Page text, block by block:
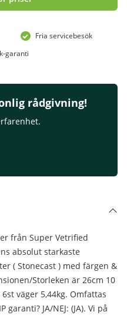
Fria servicebesök
garanti
rådgivning!
från Super Vetrified
absolut starkaste
( Stonecast ) med färgen &
Storleken är 26cm 10
väger 5,44kg. Omfattas
JA/NEJ: (JA). Vi på